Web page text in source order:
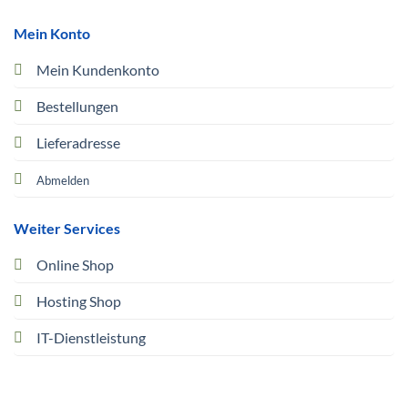
Mein Konto
Mein Kundenkonto
Bestellungen
Lieferadresse
Abmelden
Weiter Services
Online Shop
Hosting Shop
IT-Dienstleistung